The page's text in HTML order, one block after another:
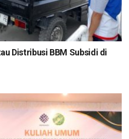
Distribusi BBM Subsidi di